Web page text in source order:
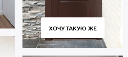
ХОЧУ ТАКУЮ ЖЕ